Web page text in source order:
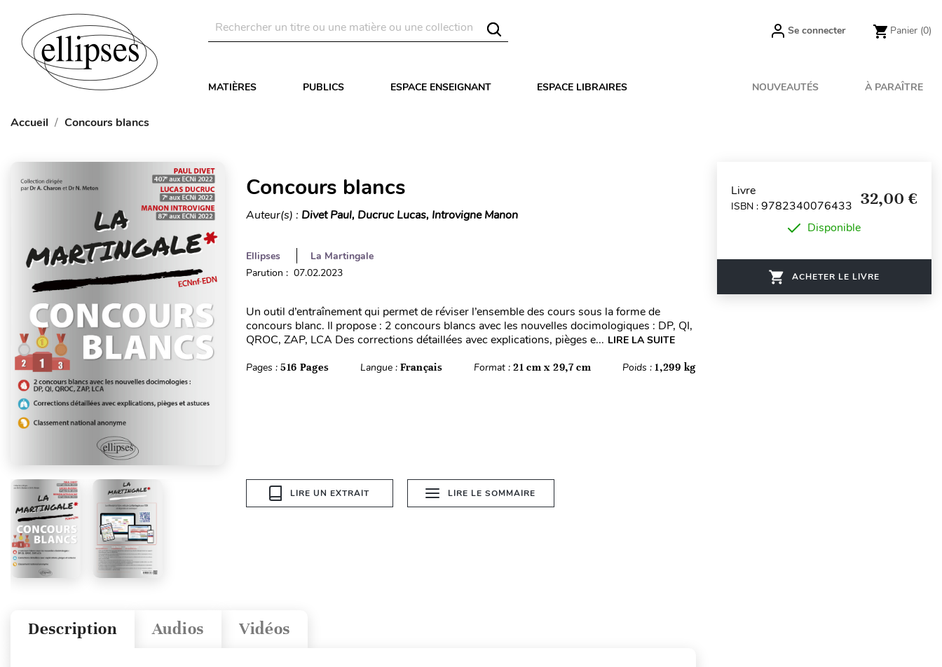
Se connecter Panier (0)
MATIÈRES PUBLICS ESPACE ENSEIGNANT ESPACE LIBRAIRES NOUVEAUTÉS À PARAÎTRE
Accueil Concours blancs
Concours blancs
Auteur(s) : Divet Paul, Ducruc Lucas, Introvigne Manon
Ellipses
La Martingale
Parution : 07.02.2023
Un outil d’entraînement qui permet de réviser l’ensemble des cours sous la forme de
concours blanc. Il propose : 2 concours blancs avec les nouvelles docimologiques : DP, QI,
QROC, ZAP, LCA Des corrections détaillées avec explications, pièges e... LIRE LA SUITE
Pages : 516 Pages Langue : Français Format :21 cm x 29,7 cm Poids :1,299 kg
LIRE UN EXTRAIT LIRE LE SOMMAIRE
Vidéos
Audios
Description
Livre
ISBN : 9782340076433 32,00 €
Disponible
ACHETER LE LIVRE